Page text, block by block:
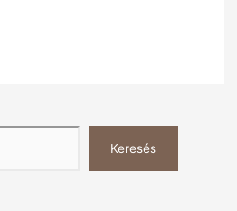
Keresés